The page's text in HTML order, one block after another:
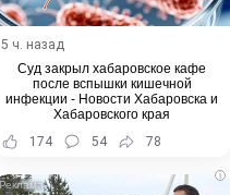
5 ч. назад
Суд закрыл хабаровское кафе
после вспышки кишечной
инфекции - Новости Хабаровска и
Хабаровского края
174
54 78
i